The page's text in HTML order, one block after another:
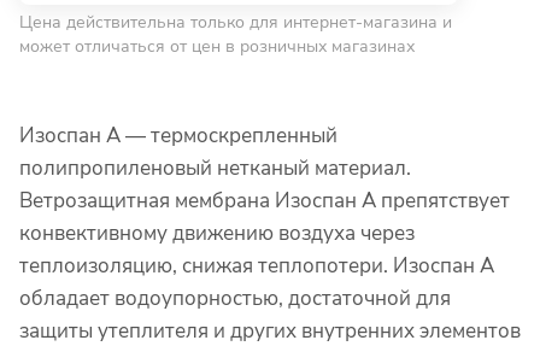
Цена действительна только для интернет-магазина и
может отличаться от цен в розничных магазинах
Изоспан A — термоскрепленный
полипропиленовый нетканый материал.
Ветрозащитная мембрана Изоспан A препятствует
конвективному движению воздуха через
теплоизоляцию, снижая теплопотери. Изоспан A
обладает водоупорностью, достаточной для
защиты утеплителя и других внутренних элементов